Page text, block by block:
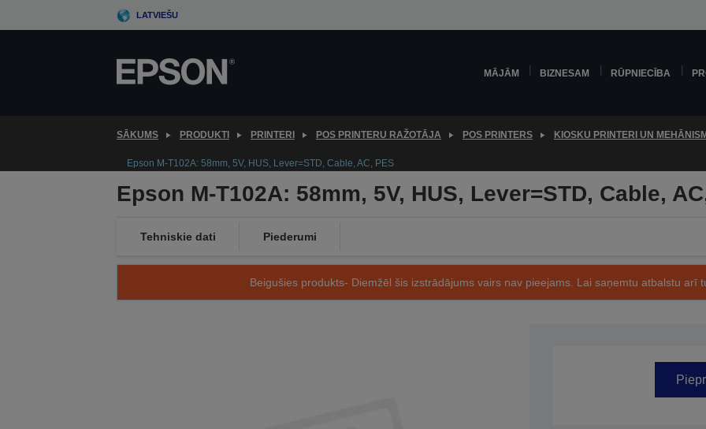
to
LATVIEŠU
MĀJĀM BIZNESAM RŪPNIECĪBA
SĀKUMS PRODUKTI PRINTERI POS PRINTERU RAŽOTĀJA POS PRINTERS KIOSKU PRINTERI UN
Epson M-T102A: 58mm, 5V, HUS, Lever=STD, Cable, AC, PES
Epson M-T102A: 58mm, 5V, HUS, Lever=STD, Cable,
Tehniskie dati Piederumi
Beigušies produkts- Diemžēl šis izstrādājums vairs nav pieejams. Lai saņemtu atbalstu arī